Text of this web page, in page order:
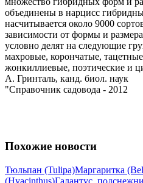
объединены в нарцисс
насчитывается около 9000
зависимости от формы и
условно делят на следующие
махровые, корончатые,
жонкиллиевые, поэтические и
А. Гринталь, канд. биол. наук
"Справочник садовода - 2012
Похожие новости
Тюльпан (Tulipa)Маргаритка
(Hyacinthus)Галантус,